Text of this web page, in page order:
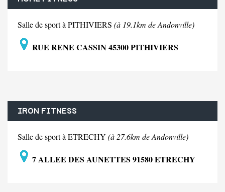
Salle de sport à PITHIVIERS (à 19.1km de Andonville)
RUE RENE CASSIN 45300 PITHIVIERS
IRON FITNESS
Salle de sport à ETRECHY (à 27.6km de Andonville)
7 ALLEE DES AUNETTES 91580 ETRECHY